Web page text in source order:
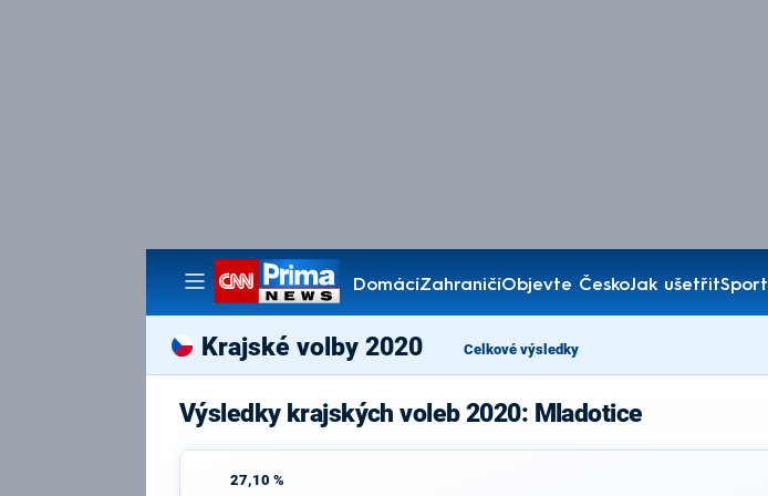
DomácíZahraničíObjevte ČeskoJak ušetřitSport
Pořady
Krajské volby 2020 Celkové výsledky
Výsledky krajských voleb 2020: Mladotice
27,10 %